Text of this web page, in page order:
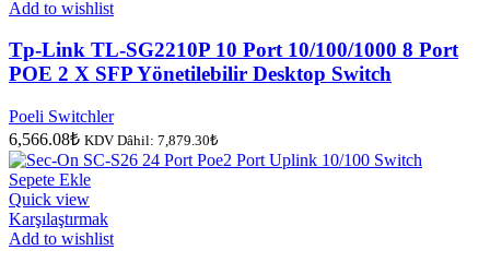
Add to wishlist
Tp-Link TL-SG2210P 10 Port 10/100/1000 8 Port
POE 2 X SFP Yönetilebilir Desktop Switch
Poeli Switchler
6,566.08₺ KDV Dâhil: 7,879.30₺
Sepete Ekle
Quick view
Karşılaştırmak
Add to wishlist